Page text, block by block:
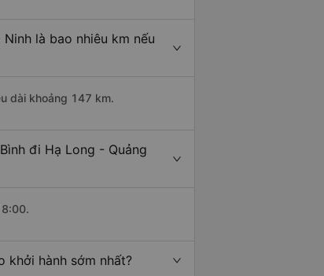
là bao nhiêu km nếu
dài khoảng 147 km.
đi Hạ Long - Quảng
khởi hành sớm nhất?